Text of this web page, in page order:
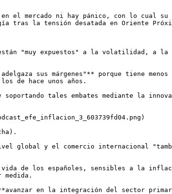
el mercado ni hay pánico, con lo cual
tras la tensión desatada en Oriente
"muy expuestos" a la volatilidad,
sus márgenes"** porque tiene
de hace unos años.
tales embates mediante la
global y el comercio internacional
de los españoles, sensibles a la
medida.
en la integración del sector